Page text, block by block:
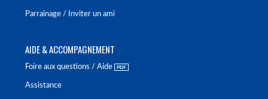
Parrainage / Inviter un ami
AIDE & ACCOMPAGNEMENT
Foire aux questions / Aide
Assistance